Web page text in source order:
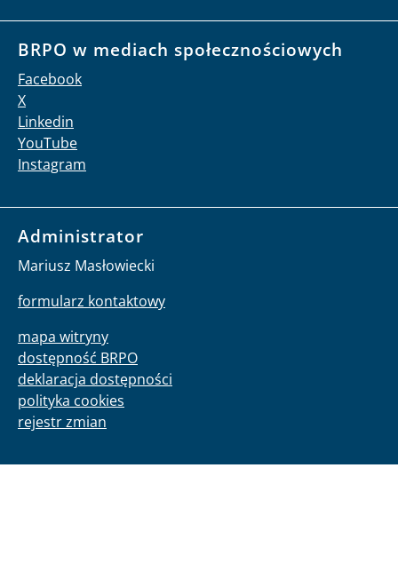
BRPO w mediach społecznościowych
Facebook
X
Linkedin
YouTube
Instagram
Administrator
Mariusz Masłowiecki
formularz kontaktowy
mapa witryny
dostępność BRPO
deklaracja dostępności
polityka cookies
rejestr zmian